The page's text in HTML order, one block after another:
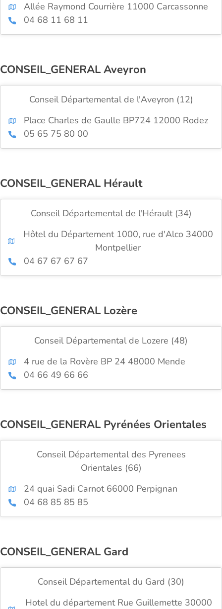
Allée Raymond Courrière 11000 Carcassonne
04 68 11 68 11
CONSEIL_GENERAL Aveyron
Conseil Départemental de l'Aveyron (12)
Place Charles de Gaulle BP724 12000 Rodez
05 65 75 80 00
CONSEIL_GENERAL Hérault
Conseil Départemental de l'Hérault (34)
Hôtel du Département 1000, rue d'Alco 34000
Montpellier
04 67 67 67 67
CONSEIL_GENERAL Lozère
Conseil Départemental de Lozere (48)
4 rue de la Rovère BP 24 48000 Mende
04 66 49 66 66
CONSEIL_GENERAL Pyrénées Orientales
Conseil Départemental des Pyrenees
Orientales (66)
24 quai Sadi Carnot 66000 Perpignan
04 68 85 85 85
CONSEIL_GENERAL Gard
Conseil Départemental du Gard (30)
Hotel du département Rue Guillemette 30000